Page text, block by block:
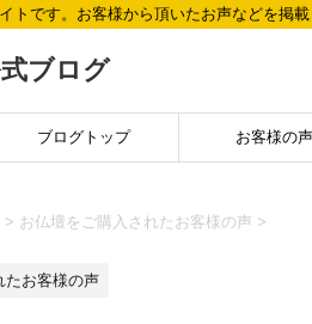
トです。お客様から頂いたお声などを掲載
ブログ
ブログトップ お客様の声
> お仏壇をご購入されたお客様の声 >
たお客様の声